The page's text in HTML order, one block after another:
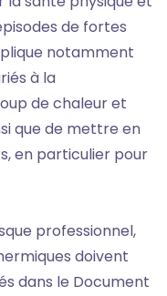
de fortes
notamment
à la
de chaleur et
que de mettre en
en particulier pour
professionnel,
doivent
dans le Document